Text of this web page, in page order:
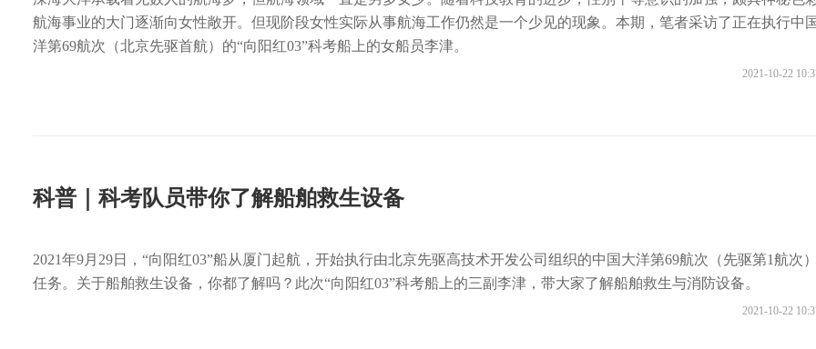
航海事业的大门逐渐向女性敞开。但现阶段女性实际从事航海工作仍然是一个少见的现象。本期，笔者采访了正在执行中
洋第69航次（北京先驱首航）的“向阳红03”科考船上的女船员李津。
2021-10-22
科普｜科考队员带你了解船舶救生设备
2021年9月29日，“向阳红03”船从厦门起航，开始执行由北京先驱高技术开发公司组织的中国大洋第69航次（先驱第1航次
任务。关于船舶救生设备，你都了解吗？此次“向阳红03”科考船上的三副李津，带大家了解船舶救生与消防设备。
2021-10-22